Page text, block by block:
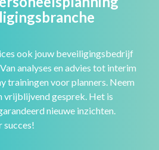
ook jouw beveiligingsbedrijf
analyses en advies tot interim
trainingen voor planners. Neem
vrijblijvend gesprek. Het is
nieuwe inzichten.
succes!